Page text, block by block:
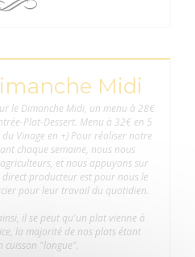
Midi
le Dimanche Midi, un menu à 28€
Plat-Dessert. Menu à 32€ en 5
Vinage en +) Pour réaliser notre
chaque semaine, nous nous
et nous appuyons sur
producteur est pour nous le
pour leur travail du quotidien.
il se peut qu'un plat vienne à
la majorité de nos plats étant
cuisson "longue".